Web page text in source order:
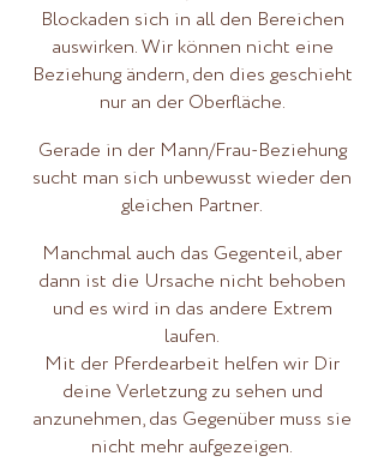
Blockaden sich in all den Bereichen
auswirken. Wir können nicht eine
Beziehung ändern, den dies geschieht
nur an der Oberfläche.
Gerade in der Mann/Frau-Beziehung
sucht man sich unbewusst wieder den
gleichen Partner.
Manchmal auch das Gegenteil, aber
dann ist die Ursache nicht behoben
und es wird in das andere Extrem
laufen.
Mit der Pferdearbeit helfen wir Dir
deine Verletzung zu sehen und
anzunehmen, das Gegenüber muss sie
nicht mehr aufgezeigen.